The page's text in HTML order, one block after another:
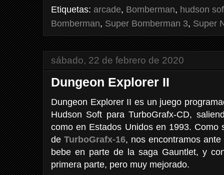
Etiquetas: arcade, Bomberman, hudson
Bomberman, Super Bomberman 3, Super
sábado, 22 de febrero de 2020
Dungeon Explorer II
Dungeon Explorer II es un juego
Hudson Soft para TurboGrafx-CD,
como en Estados Unidos en 1993. Como
de TurboGrafx-16, nos encontramos
bebe en parte de la saga Gauntlet, y
primera parte, pero muy mejorado.